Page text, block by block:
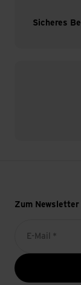
Sicheres
Zum Newsletter
E-Mail *